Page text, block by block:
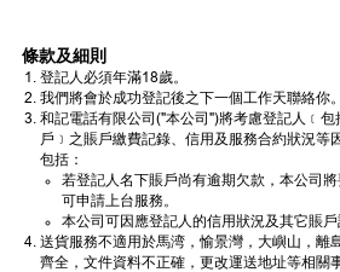
條款及細則
登記人必須年滿18歲。
我們將會於成功登記後之下一個工作天聯絡你。
和記電話有限公司("本公司")將考慮登記人﹝
戶﹞之賬戶繳費記錄、信用及服務合約狀況等
包括：
若登記人名下賬戶尚有逾期欠款，本公司
可申請上台服務。
本公司可因應登記人的信用狀況及其它賬戶
送貨服務不適用於馬湾，愉景灣，大嶼山，離
齊全，文件資料不正確，更改運送地址等相關